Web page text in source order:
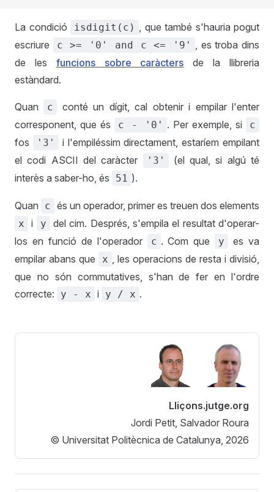
La condició isdigit(c) , que també s'hauria pogut
escriure
c >= '0' and c <= '9' , es troba dins
de les funcions sobre caràcters de la llibreria
estàndard.
Quan c
conté un dígit, cal obtenir i empilar l'enter
corresponent, que és
c - '0' . Per exemple, si c
fos '3'
i l'empiléssim directament, estaríem empilant
el codi ASCII del caràcter
'3'
(el qual, si algú té
interès a saber-ho, és
51 ).
Quan c és un operador, primer es treuen dos elements
x i y
del cim. Després, s'empila el resultat d'operar-
los en funció de l'operador
c . Com que y
es va
empilar abans que
x , les operacions de resta i divisió,
que no són commutatives, s'han de fer en l'ordre
correcte:
y - x i y / x .
Lliçons.jutge.org
Jordi Petit, Salvador Roura
© Universitat Politècnica de Catalunya, 2026